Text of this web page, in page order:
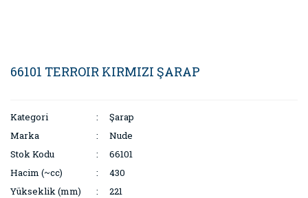
66101 TERROIR KIRMIZI ŞARAP
Kategori
Şarap
Marka
Nude
Stok Kodu
66101
Hacim (~cc)
430
Yükseklik (mm)
221